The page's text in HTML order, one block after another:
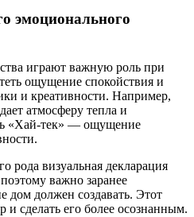
эмоционального
играют важную роль при
ощущение спокойствия и
и креативности. Например,
атмосферу тепла и
«Хай-тек» — ощущение
рода визуальная декларация
важно заранее
дом должен создавать. Этот
и сделать его более осознанным.